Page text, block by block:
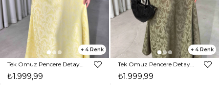
4
Tek Omuz Pencere Detaylı Maxi Sarı Norma Kadın Elbise 26Y485
₺1.999,99
4
Tek Omuz Pencere Detaylı Maxi Haki Norma Kadın Elbise 26Y485
₺1.999,99